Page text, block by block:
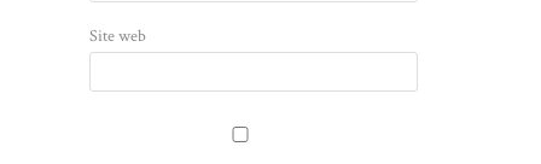
Site web